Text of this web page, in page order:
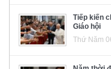
Tiếp kiến
Giáo hội
Thứ Năm